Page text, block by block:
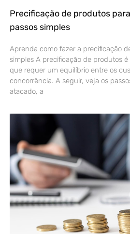
Precificação de produtos
passos simples
Aprenda como fazer a precificação
simples A precificação de produtos
que requer um equilíbrio entre os
concorrência. A seguir, veja os
atacado, a